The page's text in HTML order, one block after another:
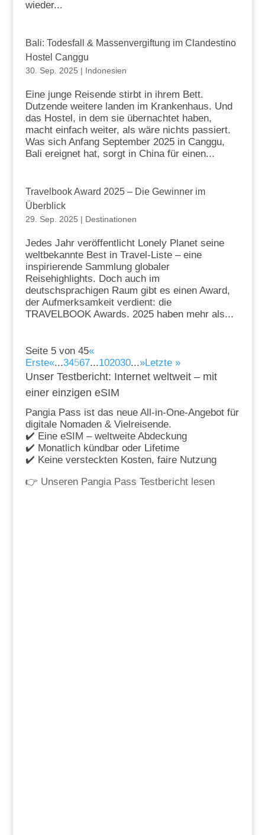
wieder...
Bali: Todesfall & Massenvergiftung im Clandestino
Hostel Canggu
30. Sep. 2025 | Indonesien
Eine junge Reisende stirbt in ihrem Bett.
Dutzende weitere landen im Krankenhaus. Und
das Hostel, in dem sie übernachtet haben,
macht einfach weiter, als wäre nichts passiert.
Was sich Anfang September 2025 in Canggu,
Bali ereignet hat, sorgt in China für einen...
Travelbook Award 2025 – Die Gewinner im
Überblick
29. Sep. 2025 | Destinationen
Jedes Jahr veröffentlicht Lonely Planet seine
weltbekannte Best in Travel-Liste – eine
inspirierende Sammlung globaler
Reisehighlights. Doch auch im
deutschsprachigen Raum gibt es einen Award,
der Aufmerksamkeit verdient: die
TRAVELBOOK Awards. 2025 haben mehr als...
Seite 5 von 45«
Erste«...34567...102030...»Letzte »
Unser Testbericht: Internet weltweit – mit
einer einzigen eSIM
Pangia Pass ist das neue All-in-One-Angebot für
digitale Nomaden & Vielreisende.
✔️ Eine eSIM – weltweite Abdeckung
✔️ Monatlich kündbar oder Lifetime
✔️ Keine versteckten Kosten, faire Nutzung
👉 Unseren Pangia Pass Testbericht lesen